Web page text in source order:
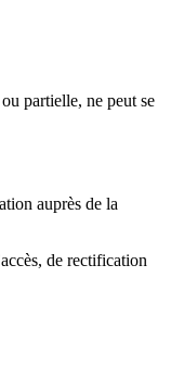
partielle, ne peut se
auprès de la
de rectification